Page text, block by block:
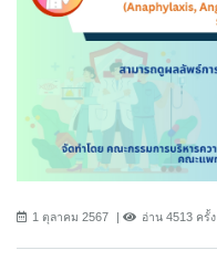
1 ตุลาคม 2567 อ่าน 4513 ครั้ง